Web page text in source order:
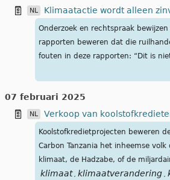
NL Klimaatactie wordt alleen
Onderzoek en rechtspraak
rapporten beweren dat die
fouten in deze rapporten: “Dit is
07 februari 2025
NL Verkoop van
Koolstofkredietprojecten beweren
Carbon Tanzania het inheemse
klimaat, de Hadzabe, of de
klimaat klimaatverandering